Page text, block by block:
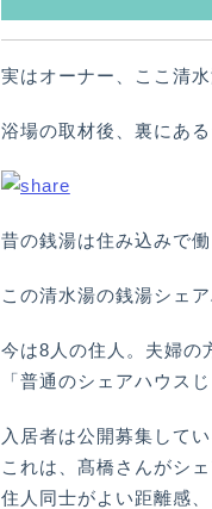
実はオーナー、ここ清
浴場の取材後、裏にあ
昔の銭湯は住み込みで
この清水湯の銭湯シェ
今は8人の住人。夫婦の
「普通のシェアハウス
入居者は公開募集して
これは、髙橋さんがシ
住人同士がよい距離感